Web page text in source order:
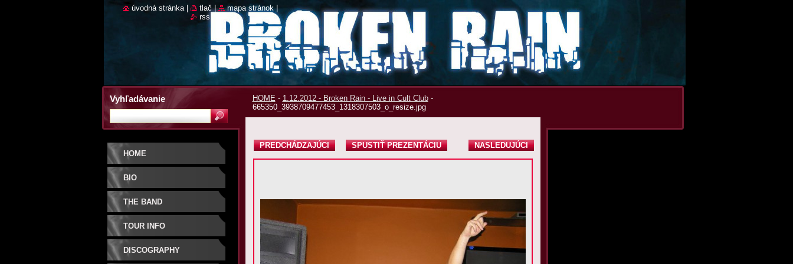
HOME - 1.12.2012 - Broken Rain - Live in Cult Club -
665350_3938709477453_1318307503_o_resize.jpg
PREDCHÁDZAJÚCI SPUSTIŤ PREZENTÁCIU
NASLEDUJÚCI
HOME
BIO
THE BAND
TOUR INFO
DISCOGRAPHY
Vyhľadávanie
úvodná stránka tlač | mapa stránok |
rss